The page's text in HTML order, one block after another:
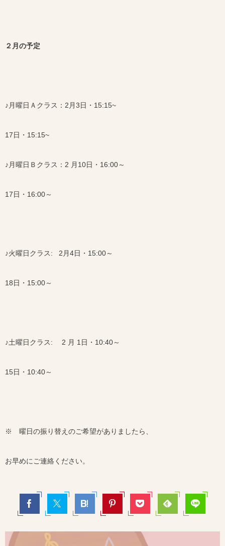
２月の予定
♪月曜日Ａクラス：2月3日・15:15~
17日・15:15~
♪月曜日Ｂクラス：2 月10日・16:00～
17日・16:00～
♪火曜日クラス: 2月4日・15:00～
18日・15:00～
♪土曜日クラス: 2 月 1日・10:40～
15日・10:40～
※ 曜日の振り替えのご希望がありましたら、
お早めにご連絡ください。